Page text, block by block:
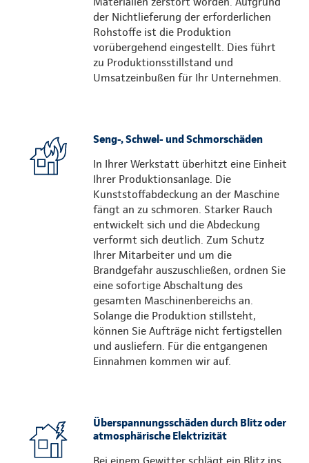
der Nichtlieferung der erforderlichen
Rohstoffe ist die Produktion
vorübergehend eingestellt. Dies führt
zu Produktionsstillstand und
Umsatzeinbußen für Ihr Unternehmen.
Seng-, Schwel- und Schmorschäden
In Ihrer Werkstatt überhitzt eine Einheit
Ihrer Produktionsanlage. Die
Kunststoffabdeckung an der Maschine
fängt an zu schmoren. Starker Rauch
entwickelt sich und die Abdeckung
verformt sich deutlich. Zum Schutz
Ihrer Mitarbeiter und um die
Brandgefahr auszuschließen, ordnen Sie
eine sofortige Abschaltung des
gesamten Maschinenbereichs an.
Solange die Produktion stillsteht,
können Sie Aufträge nicht fertigstellen
und ausliefern. Für die entgangenen
Einnahmen kommen wir auf.
Überspannungsschäden durch Blitz oder
atmosphärische Elektrizität
Bei einem Gewitter schlägt ein Blitz ins